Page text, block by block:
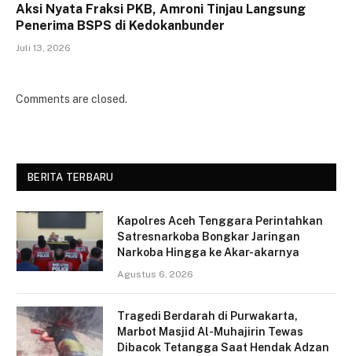
Aksi Nyata Fraksi PKB, Amroni Tinjau Langsung
Penerima BSPS di Kedokanbunder
Juli 13, 2026
Comments are closed.
BERITA TERBARU
Kapolres Aceh Tenggara Perintahkan
Satresnarkoba Bongkar Jaringan
Narkoba Hingga ke Akar-akarnya
Agustus 6, 2026
Tragedi Berdarah di Purwakarta,
Marbot Masjid Al-Muhajirin Tewas
Dibacok Tetangga Saat Hendak Adzan